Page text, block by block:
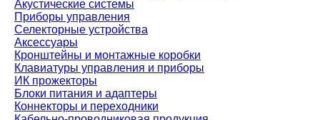
Акустические системы
Приборы управления
Селекторные устройства
Аксессуары
Кронштейны и монтажные коробки
Клавиатуры управления и приборы
ИК прожекторы
Блоки питания и адаптеры
Коннекторы и переходники